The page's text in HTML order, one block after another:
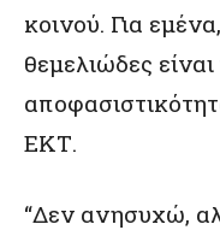
κοινού. Για
θεμελιώδες
ΕΚΤ.
“Δεν ανησυχώ,